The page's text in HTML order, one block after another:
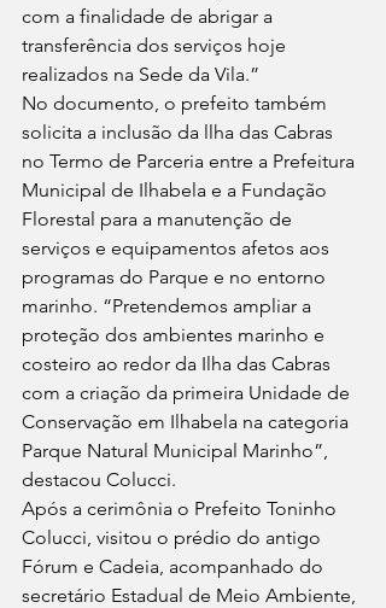
com a finalidade de abrigar a
transferência dos serviços hoje
realizados na Sede da Vila.”
No documento, o prefeito também
solicita a inclusão da llha das Cabras
no Termo de Parceria entre a Prefeitura
Municipal de Ilhabela e a Fundação
Florestal para a manutenção de
serviços e equipamentos afetos aos
programas do Parque e no entorno
marinho. “Pretendemos ampliar a
proteção dos ambientes marinho e
costeiro ao redor da Ilha das Cabras
com a criação da primeira Unidade de
Conservação em Ilhabela na categoria
Parque Natural Municipal Marinho”,
destacou Colucci.
Após a cerimônia o Prefeito Toninho
Colucci, visitou o prédio do antigo
Fórum e Cadeia, acompanhado do
secretário Estadual de Meio Ambiente,